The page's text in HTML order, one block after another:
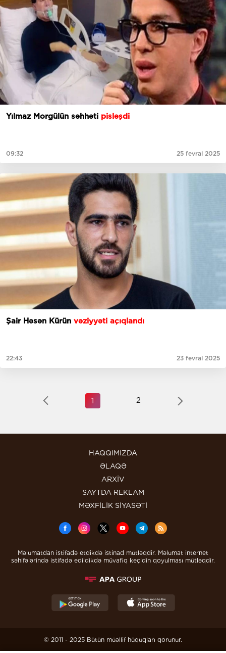
Yılmaz Morgülün səhhəti pisləşdi
09:32 25 fevral 2025
Şair Həsən Kürün vəziyyəti açıqlandı
22:43 23 fevral 2025
1 2
HAQQIMIZDA
ƏLAQƏ
ARXİV
SAYTDA REKLAM
MƏXFİLİK SİYASƏTİ
Məlumatdan istifadə etdikdə istinad mütləqdir. Məlumat internet
səhifələrində istifadə edildikdə müvafiq keçidin qoyulması mütləqdir.
© 2011 - 2025 Bütün müəllif hüquqları qorunur.